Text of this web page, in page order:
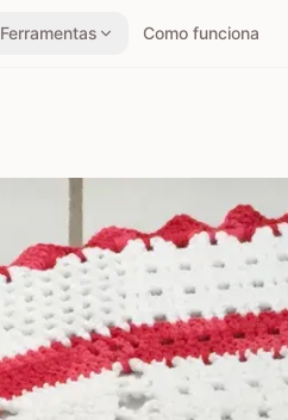
Ferramentas Como funciona